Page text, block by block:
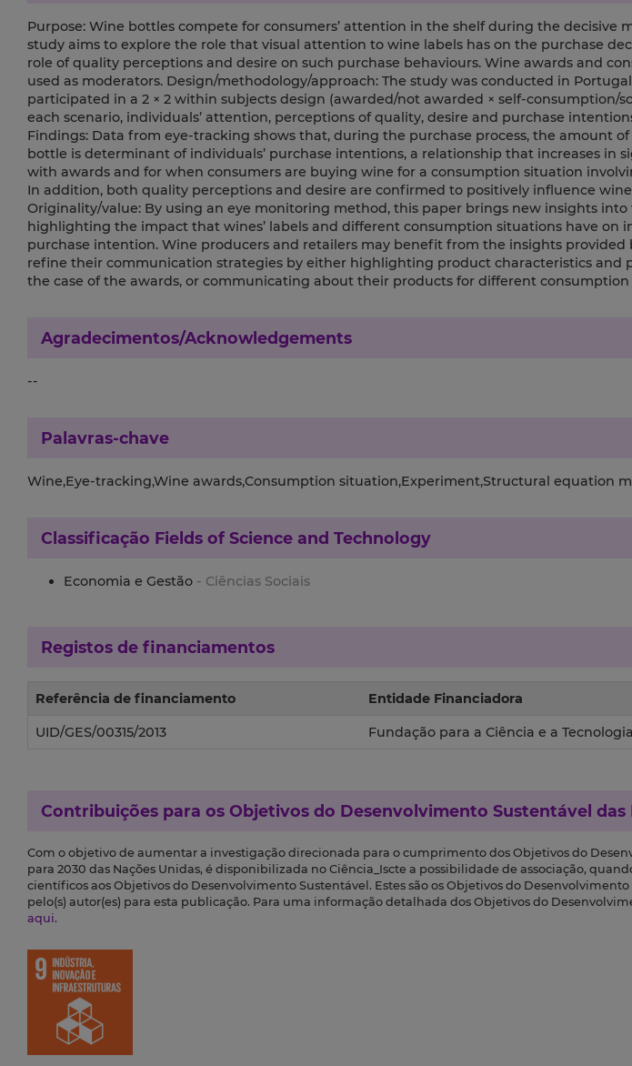
Purpose: Wine bottles compete for consumers’ attention in the shelf during the decisive
study aims to explore the role that visual attention to wine labels has on the purchase
role of quality perceptions and desire on such purchase behaviours. Wine awards and
used as moderators. Design/methodology/approach: The study was conducted in
participated in a 2 × 2 within subjects design (awarded/not awarded × self-consumption/
each scenario, individuals’ attention, perceptions of quality, desire and purchase
Findings: Data from eye-tracking shows that, during the purchase process, the amount
bottle is determinant of individuals’ purchase intentions, a relationship that increases in
with awards and for when consumers are buying wine for a consumption situation
In addition, both quality perceptions and desire are confirmed to positively influence
Originality/value: By using an eye monitoring method, this paper brings new insights
highlighting the impact that wines’ labels and different consumption situations have on
purchase intention. Wine producers and retailers may benefit from the insights
refine their communication strategies by either highlighting product characteristics and
the case of the awards, or communicating about their products for different consumption
Agradecimentos/Acknowledgements
--
Palavras-chave
Wine,Eye-tracking,Wine awards,Consumption situation,Experiment,Structural equation
Classificação Fields of Science and Technology
Economia e Gestão - Ciências Sociais
Registos de financiamentos
Referência de financiamento Entidade Financiadora
UID/GES/00315/2013 Fundação para a Ciência e a Tecnologia
Contribuições para os Objetivos do Desenvolvimento Sustentável das
Com o objetivo de aumentar a investigação direcionada para o cumprimento dos Objetivos do
para 2030 das Nações Unidas, é disponibilizada no Ciência_Iscte a possibilidade de associação,
científicos aos Objetivos do Desenvolvimento Sustentável. Estes são os Objetivos do
pelo(s) autor(es) para esta publicação. Para uma informação detalhada dos Objetivos do
aqui.